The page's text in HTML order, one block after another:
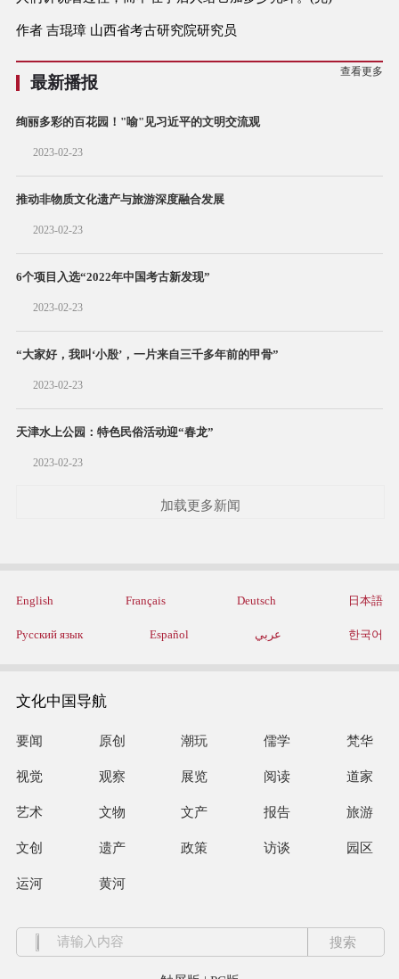
作者 吉琨璋 山西省考古研究院研究员
最新播报
查看更多
绚丽多彩的百花园！"喻"见习近平的文明交流观
2023-02-23
推动非物质文化遗产与旅游深度融合发展
2023-02-23
6个项目入选“2022年中国考古新发现”
2023-02-23
“大家好，我叫‘小殷’，一片来自三千多年前的甲骨”
2023-02-23
天津水上公园：特色民俗活动迎“春龙”
2023-02-23
加载更多新闻
English Français Deutsch 日本語
Русский язык Español عربي 한국어
文化中国导航
要闻 原创 潮玩 儒学 梵华
视觉 观察 展览 阅读 道家
艺术 文物 文产 报告 旅游
文创 遗产 政策 访谈 园区
运河 黄河